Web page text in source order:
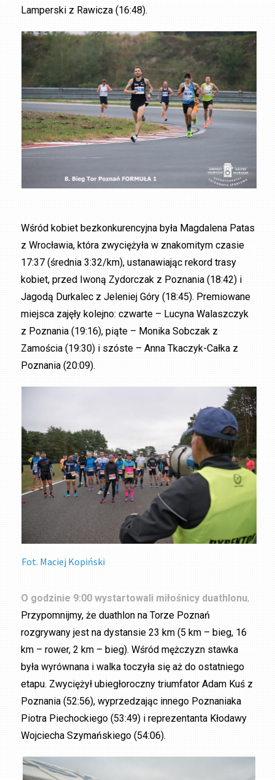
Lamperski z Rawicza (16:48).
Wśród kobiet bezkonkurencyjna była Magdalena Patas
z Wrocławia, która zwyciężyła w znakomitym czasie
17:37 (średnia 3:32/km), ustanawiając rekord trasy
kobiet, przed Iwoną Zydorczak z Poznania (18:42) i
Jagodą Durkalec z Jeleniej Góry (18:45). Premiowane
miejsca zajęły kolejno: czwarte – Lucyna Walaszczyk
z Poznania (19:16), piąte – Monika Sobczak z
Zamościa (19:30) i szóste – Anna Tkaczyk-Całka z
Poznania (20:09).
Fot. Maciej Kopiński
O godzinie 9:00 wystartowali miłośnicy duathlonu.
Przypomnijmy, że duathlon na Torze Poznań
rozgrywany jest na dystansie 23 km (5 km – bieg, 16
km – rower, 2 km – bieg). Wśród mężczyzn stawka
była wyrównana i walka toczyła się aż do ostatniego
etapu. Zwyciężył ubiegłoroczny triumfator Adam Kuś z
Poznania (52:56), wyprzedzając innego Poznaniaka
Piotra Piechockiego (53:49) i reprezentanta Kłodawy
Wojciecha Szymańskiego (54:06).